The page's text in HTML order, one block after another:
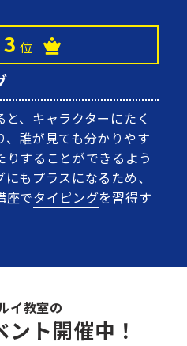
3 位
と、キャラクターにたく
誰が見ても分かりやす
することができるよう
もプラスになるため、
座でタイピングを習得す
イ教室の
ト開催中！